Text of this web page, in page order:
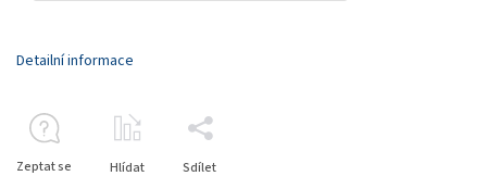
Detailní informace
Zeptat se Hlídat Sdílet